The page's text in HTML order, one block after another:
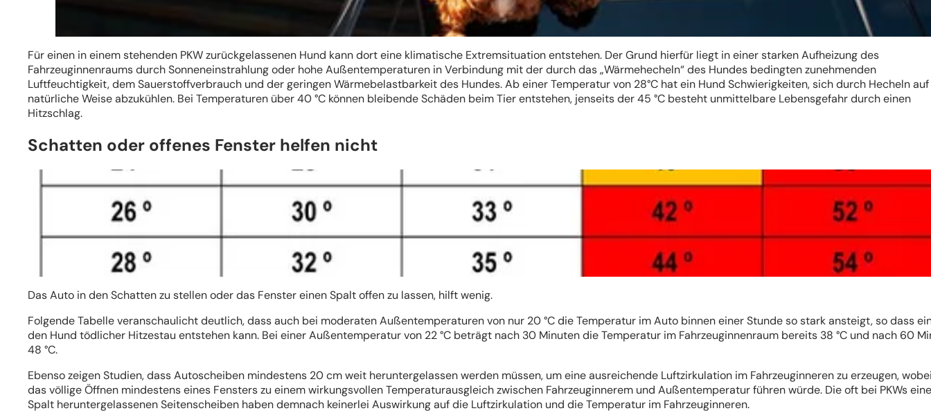
Für einen in einem stehenden PKW zurückgelassenen Hund kann dort eine klimatische Extremsituation entstehen. Der Grund hierfür liegt in einer starken Aufheizung des
Fahrzeuginnenraums durch Sonneneinstrahlung oder hohe Außentemperaturen in Verbindung mit der durch das „Wärmehecheln“ des Hundes bedingten zunehmenden
Luftfeuchtigkeit, dem Sauerstoffverbrauch und der geringen Wärmebelastbarkeit des Hundes. Ab einer Temperatur von 28°C hat ein Hund Schwierigkeiten, sich durch Hecheln auf
natürliche Weise abzukühlen. Bei Temperaturen über 40 °C können bleibende Schäden beim Tier entstehen, jenseits der 45 °C besteht unmittelbare Lebensgefahr durch einen
Hitzschlag.
Schatten oder offenes Fenster helfen nicht
Das Auto in den Schatten zu stellen oder das Fenster einen Spalt offen zu lassen, hilft wenig.
Folgende Tabelle veranschaulicht deutlich, dass auch bei moderaten Außentemperaturen von nur 20 °C die Temperatur im Auto binnen einer Stunde so stark ansteigt, so dass
den Hund tödlicher Hitzestau entstehen kann. Bei einer Außentemperatur von 22 °C beträgt nach 30 Minuten die Temperatur im Fahrzeuginnenraum bereits 38 °C und nach 60
48 °C.
Ebenso zeigen Studien, dass Autoscheiben mindestens 20 cm weit heruntergelassen werden müssen, um eine ausreichende Luftzirkulation im Fahrzeuginneren zu erzeugen,
das völlige Öffnen mindestens eines Fensters zu einem wirkungsvollen Temperaturausgleich zwischen Fahrzeuginnerem und Außentemperatur führen würde. Die oft bei PKWs
Spalt heruntergelassenen Seitenscheiben haben demnach keinerlei Auswirkung auf die Luftzirkulation und die Temperatur im Fahrzeuginneren.